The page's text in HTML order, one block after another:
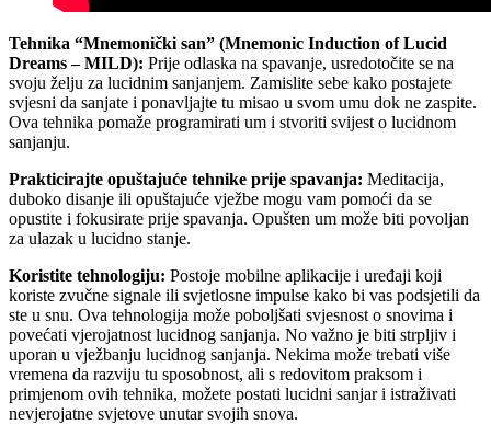
Tehnika “Mnemonički san” (Mnemonic Induction of Lucid
Dreams – MILD): Prije odlaska na spavanje, usredotočite se na
svoju želju za lucidnim sanjanjem. Zamislite sebe kako postajete
svjesni da sanjate i ponavljajte tu misao u svom umu dok ne zaspite.
Ova tehnika pomaže programirati um i stvoriti svijest o lucidnom
sanjanju.
Prakticirajte opuštajuće tehnike prije spavanja: Meditacija,
duboko disanje ili opuštajuće vježbe mogu vam pomoći da se
opustite i fokusirate prije spavanja. Opušten um može biti povoljan
za ulazak u lucidno stanje.
Koristite tehnologiju: Postoje mobilne aplikacije i uređaji koji
koriste zvučne signale ili svjetlosne impulse kako bi vas podsjetili da
ste u snu. Ova tehnologija može poboljšati svjesnost o snovima i
povećati vjerojatnost lucidnog sanjanja. No važno je biti strpljiv i
uporan u vježbanju lucidnog sanjanja. Nekima može trebati više
vremena da razviju tu sposobnost, ali s redovitom praksom i
primjenom ovih tehnika, možete postati lucidni sanjar i istraživati
nevjerojatne svjetove unutar svojih snova.